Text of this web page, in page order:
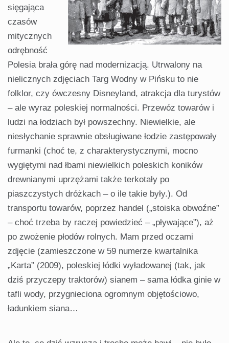
sięgająca
czasów
mitycznych
od­rębność
Polesia brała górę nad mo­dernizacją. Utrwalony na
nielicznych zdjęciach Targ Wodny w Pińsku to nie
folklor, czy ówczesny Disneyland, atrakcja dla turystów
– ale wyraz po­leskiej normalności. Przewóz towarów i
ludzi na łodziach był powszechny. Niewielkie, ale
niesłychanie spraw­nie obsługiwane łodzie zastępowały
furmanki (choć te, z charakterystycz­nymi, mocno
wygiętymi nad łbami niewielkich poleskich koników
drew­nianymi uprzężami także terkotały po
piaszczystych dróżkach – o ile ta­kie były.). Od
transportu towarów, poprzez handel („stoiska obwoźne”
– choć trzeba by raczej powiedzieć – „pływające”), aż
po zwożenie płodów rolnych. Mam przed oczami
zdjęcie (zamieszczone w 59 numerze kwar­talnika
„Karta” (2009), poleskiej łódki wyładowanej (tak, jak
dziś przyczepy traktorów) sianem – sama łódka ginie w
tafli wody, przygnieciona ogrom­nym objętościowo,
ładunkiem siana…